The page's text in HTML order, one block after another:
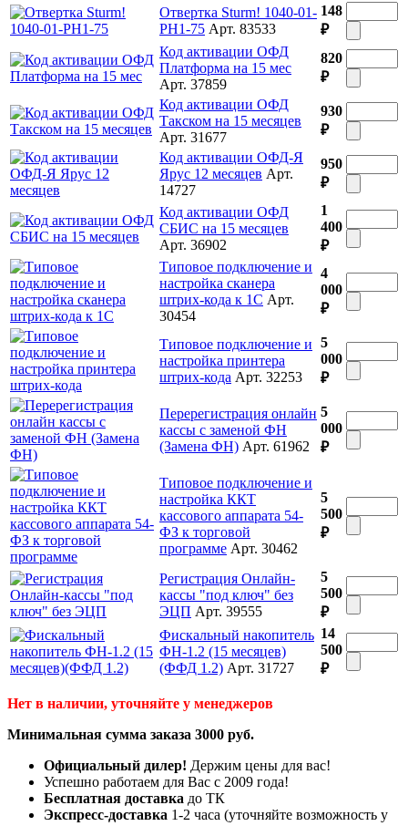
Отвертка Sturm! 1040-01-
PH1-75 Арт. 83533
148
₽
Код активации ОФД
Платформа на 15 мес
Арт. 37859
820
₽
Код активации ОФД
Такском на 15 месяцев
Арт. 31677
930
₽
Код активации ОФД-Я
Ярус 12 месяцев Арт.
14727
950
₽
Код активации ОФД
СБИС на 15 месяцев
Арт. 36902
1
400
₽
Типовое подключение и
настройка сканера
штрих-кода к 1С Арт.
30454
4
000
₽
Типовое подключение и
настройка принтера
штрих-кода Арт. 32253
5
000
₽
Перерегистрация онлайн
кассы с заменой ФН
(Замена ФН) Арт. 61962
5
000
₽
Типовое подключение и
настройка ККТ
кассового аппарата 54-
ФЗ к торговой
программе Арт. 30462
5
500
₽
Регистрация Онлайн-
кассы "под ключ" без
ЭЦП Арт. 39555
5
500
₽
Фискальный накопитель
ФН-1.2 (15 месяцев)
(ФФД 1.2) Арт. 31727
14
500
₽
Нет в наличии, уточняйте у менеджеров
Минимальная сумма заказа 3000 руб.
Официальный дилер! Держим цены для вас!
Успешно работаем для Вас с 2009 года!
Бесплатная доставка до ТК
Экспресс-доставка 1-2 часа (уточняйте возможность у